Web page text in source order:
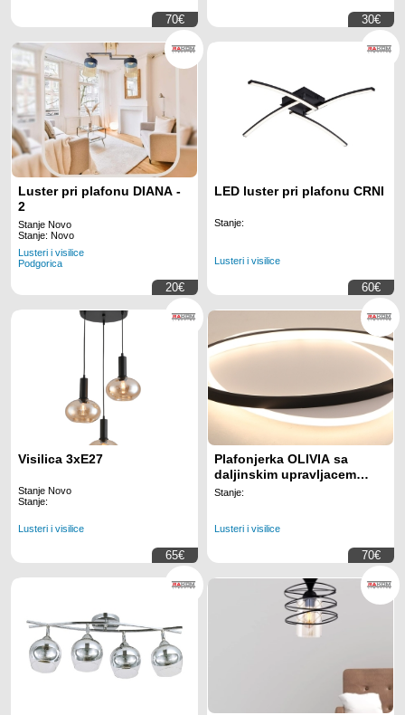
70€ 30€
Luster pri plafonu DIANA -
2
Stanje Novo
Stanje: Novo
Lusteri i visilice
Podgorica
20€
LED luster pri plafonu CRNI
Stanje:
Lusteri i visilice
60€
Visilica 3xE27
Stanje Novo
Stanje:
Lusteri i visilice
65€
Plafonjerka OLIVIA sa
daljinskim upravljacem
DIMOBILNA
Stanje:
Lusteri i visilice
70€